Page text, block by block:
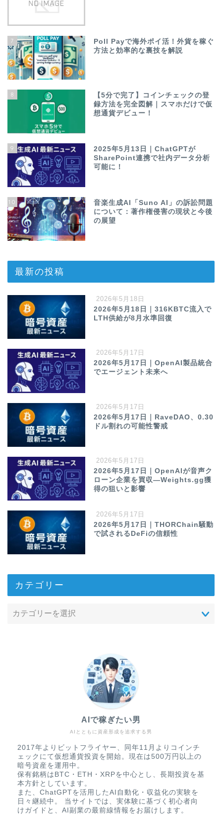
7
Poll Payで海外ポイ活！外貨を稼ぐ
方法と効率的な裏技を解説
8
【5分で完了】コインチェックの登
録方法を完全図解｜スマホだけで仮
想通貨デビュー！
9
2025年5月13日｜ChatGPTが
SharePoint連携で社内データ分析
可能に！
10
音楽生成AI「Suno AI」の訴訟問題
について：著作権侵害の現状と今後
の展望
最新の投稿
2026年5月18日
2026年5月18日｜316KBTC流入で
LTH供給が8月水準回復
2026年5月17日
2026年5月17日｜OpenAI製品統合
でエージェント未来へ
2026年5月17日
2026年5月17日｜RaveDAO、0.30
ドル割れの可能性警戒
2026年5月17日
2026年5月17日｜OpenAIが音声ク
ローン企業を買収—Weights.gg獲
得の狙いと影響
2026年5月17日
2026年5月17日｜THORChain騒動
で試されるDeFiの信頼性
カテゴリー
AIとともに資産形成を追求する男
AIで稼ぎたい男
2017年よりビットフライヤー、同年11月よりコインチ
ェックにて仮想通貨投資を開始。現在は500万円以上の
暗号資産を運用中。
保有銘柄はBTC・ETH・XRPを中心とし、長期投資を基
本方針としています。
また、ChatGPTを活用したAI自動化・収益化の実験を
日々継続中。 当サイトでは、実体験に基づく初心者向
けガイドと、AI副業の最前線情報をお届けします。